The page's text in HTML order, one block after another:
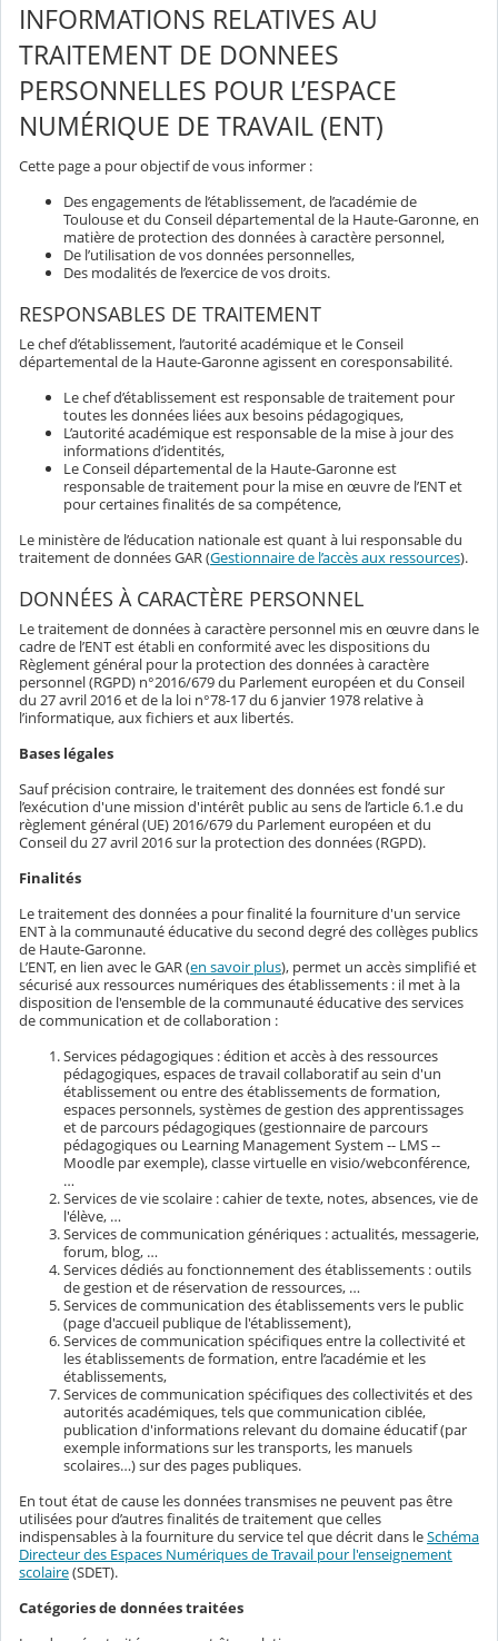
INFORMATIONS RELATIVES AU
TRAITEMENT DE DONNEES
PERSONNELLES POUR L’ESPACE
NUMÉRIQUE DE TRAVAIL (ENT)
Cette page a pour objectif de vous informer :
Des engagements de l’établissement, de l’académie de
Toulouse et du Conseil départemental de la Haute-Garonne, en
matière de protection des données à caractère personnel,
De l’utilisation de vos données personnelles,
Des modalités de l’exercice de vos droits.
RESPONSABLES DE TRAITEMENT
Le chef d’établissement, l’autorité académique et le Conseil
départemental de la Haute-Garonne agissent en coresponsabilité.
Le chef d’établissement est responsable de traitement pour
toutes les données liées aux besoins pédagogiques,
L’autorité académique est responsable de la mise à jour des
informations d’identités,
Le Conseil départemental de la Haute-Garonne est
responsable de traitement pour la mise en œuvre de l’ENT et
pour certaines finalités de sa compétence,
Le ministère de l’éducation nationale est quant à lui responsable du
traitement de données GAR (Gestionnaire de l’accès aux ressources).
DONNÉES À CARACTÈRE PERSONNEL
Le traitement de données à caractère personnel mis en œuvre dans le
cadre de l’ENT est établi en conformité avec les dispositions du
Règlement général pour la protection des données à caractère
personnel (RGPD) n°2016/679 du Parlement européen et du Conseil
du 27 avril 2016 et de la loi n°78-17 du 6 janvier 1978 relative à
l’informatique, aux fichiers et aux libertés.
Bases légales
Sauf précision contraire, le traitement des données est fondé sur
l’exécution d'une mission d'intérêt public au sens de l’article 6.1.e du
règlement général (UE) 2016/679 du Parlement européen et du
Conseil du 27 avril 2016 sur la protection des données (RGPD).
Finalités
Le traitement des données a pour finalité la fourniture d'un service
ENT à la communauté éducative du second degré des collèges publics
de Haute-Garonne.
L’ENT, en lien avec le GAR (en savoir plus), permet un accès simplifié et
sécurisé aux ressources numériques des établissements : il met à la
disposition de l'ensemble de la communauté éducative des services
de communication et de collaboration :
Services pédagogiques : édition et accès à des ressources
pédagogiques, espaces de travail collaboratif au sein d'un
établissement ou entre des établissements de formation,
espaces personnels, systèmes de gestion des apprentissages
et de parcours pédagogiques (gestionnaire de parcours
pédagogiques ou Learning Management System -- LMS --
Moodle par exemple), classe virtuelle en visio/webconférence,
…
Services de vie scolaire : cahier de texte, notes, absences, vie de
l'élève, …
Services de communication génériques : actualités, messagerie,
forum, blog, …
Services dédiés au fonctionnement des établissements : outils
de gestion et de réservation de ressources, …
Services de communication des établissements vers le public
(page d'accueil publique de l'établissement),
Services de communication spécifiques entre la collectivité et
les établissements de formation, entre l’académie et les
établissements,
Services de communication spécifiques des collectivités et des
autorités académiques, tels que communication ciblée,
publication d'informations relevant du domaine éducatif (par
exemple informations sur les transports, les manuels
scolaires…) sur des pages publiques.
En tout état de cause les données transmises ne peuvent pas être
utilisées pour d’autres finalités de traitement que celles
indispensables à la fourniture du service tel que décrit dans leSchéma
Directeur des Espaces Numériques de Travail pour l'enseignement
scolaire(SDET).
Catégories de données traitées